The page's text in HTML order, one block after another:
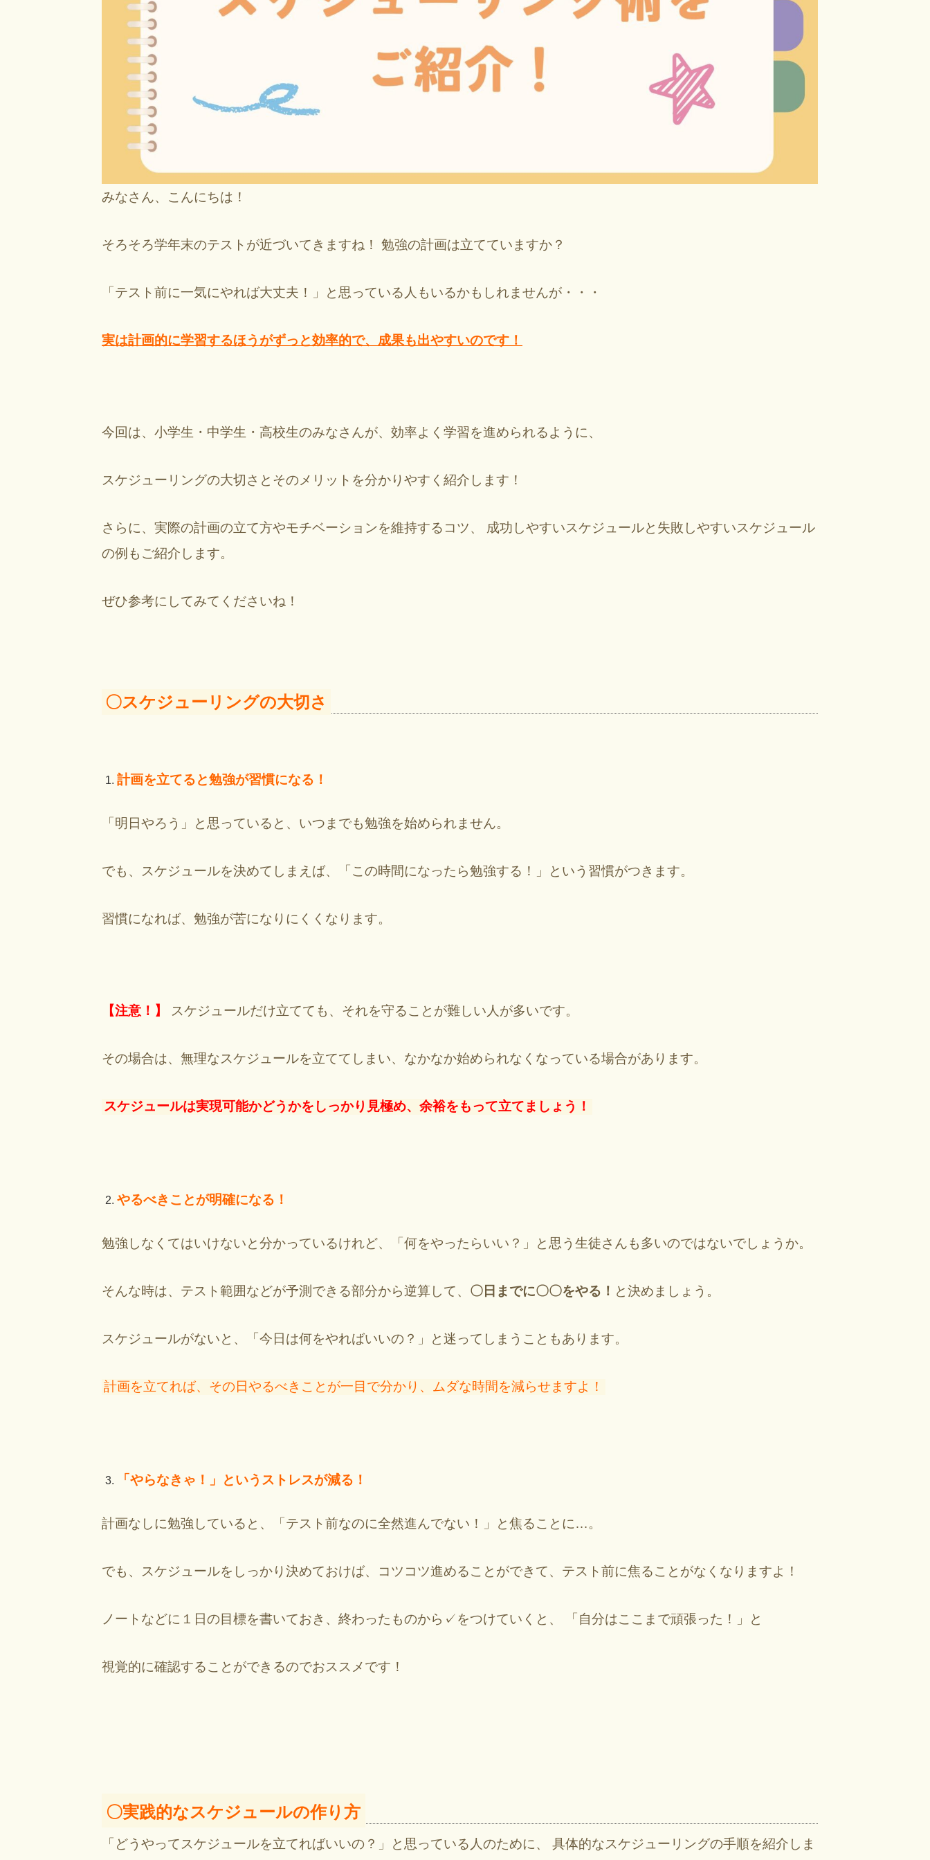
みなさん、こんにちは！
そろそろ学年末のテストが近づいてきますね！ 勉強の計画は立てていますか？
「テスト前に一気にやれば大丈夫！」と思っている人もいるかもしれませんが・・・
実は計画的に学習するほうがずっと効率的で、成果も出やすいのです！
今回は、小学生・中学生・高校生のみなさんが、効率よく学習を進められるように、
スケジューリングの大切さとそのメリットを分かりやすく紹介します！
さらに、実際の計画の立て方やモチベーションを維持するコツ、 成功しやすいスケジュールと失敗しやすいスケジュール
の例もご紹介します。
ぜひ参考にしてみてくださいね！
〇スケジューリングの大切さ
計画を立てると勉強が習慣になる！
「明日やろう」と思っていると、いつまでも勉強を始められません。
でも、スケジュールを決めてしまえば、「この時間になったら勉強する！」という習慣がつきます。
習慣になれば、勉強が苦になりにくくなります。
【注意！】 スケジュールだけ立てても、それを守ることが難しい人が多いです。
その場合は、無理なスケジュールを立ててしまい、なかなか始められなくなっている場合があります。
スケジュールは実現可能かどうかをしっかり見極め、余裕をもって立てま しょう！
やるべきことが明確になる！
勉強しなくてはいけないと分かっているけれど、「何をやったらいい？」と思う生徒さんも多いのではないでしょうか。
そんな時は、テスト範囲などが予測できる部分から逆算して、 〇日までに〇〇をやる！ と決めましょう。
スケジュールがないと、「今日は何をやればいいの？」と迷ってしまうこともあります。
計画を立てれば、その日やるべきことが一目で分かり、ムダな時間を減らせますよ！
「やらなきゃ！」というストレスが減る！
計画なしに勉強していると、「テスト前なのに全然進んでない！」と焦ることに…。
でも、スケジュールをしっかり決めておけば、コツコツ進めることができて、テスト前に焦ることがなくなりますよ！
ノートなどに１日の目標を書いておき、終わったものから✓をつけていくと、 「自分はここまで頑張った！」と
視覚的に確認することができるのでおススメです！
〇実践的なスケジュールの作り方
「どうやってスケジュールを立てればいいの？」と思っている人のために、 具体的なスケジューリングの手順を紹介しま